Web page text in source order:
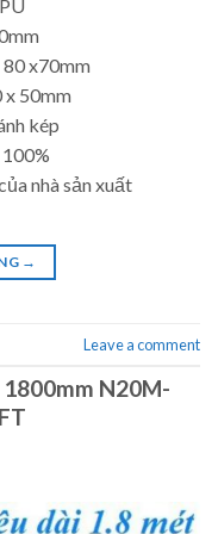
x70mm
x 50mm
kép
nhà sản xuất
→
Leave a comment
N20M-